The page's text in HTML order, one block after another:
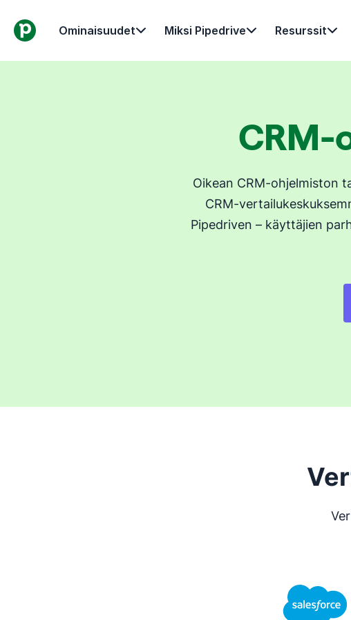
Ominaisuudet Miksi Pipedrive Resurssit
CRM-
Oikean CRM-ohjelmiston
CRM-
Pipedriven – käyttäjien